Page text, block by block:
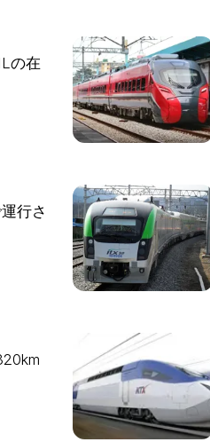
の在
行さ